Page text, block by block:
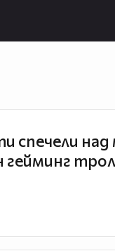
спечели над
гейминг